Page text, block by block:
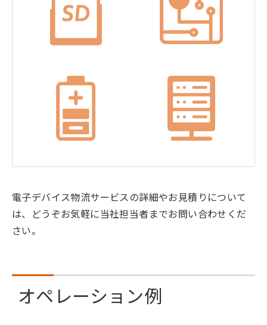
電子デバイス物流サービスの詳細やお見積りについて
は、どうぞお気軽に当社担当者までお問い合わせくだ
さい。
オペレーション例